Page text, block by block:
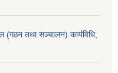
तथा सञ्चालन) कार्यविधि,